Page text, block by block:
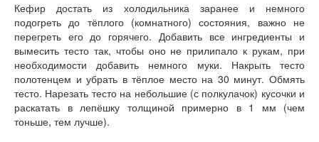
Кефир достать из холодильника заранее и немного
подогреть до тёплого (комнатного) состояния, важно не
перегреть его до горячего. Добавить все ингредиенты и
вымесить тесто так, чтобы оно не прилипало к рукам, при
необходимости добавить немного муки. Накрыть тесто
полотенцем и убрать в тёплое место на 30 минут. Обмять
тесто. Нарезать тесто на небольшие (с полкулачок) кусочки и
раскатать в лепёшку толщиной примерно в 1 мм (чем
тоньше, тем лучше).